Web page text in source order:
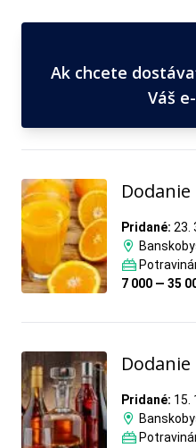
Ak chcete
Váš
Pridané: 23.
7 000 — 35
Pridané: 15.